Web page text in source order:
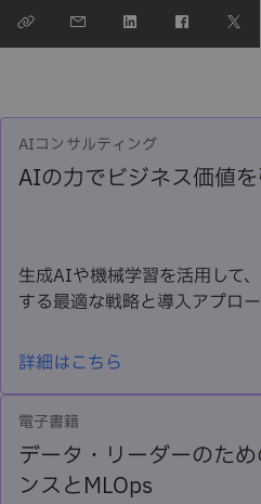
AIコンサルティング
AIの力でビジネス価値
生成AIや機械学習を活用して
する最適な戦略と導入アプロー
詳細はこちら
電子書籍
データ・リーダーのた
ンスとMLOps